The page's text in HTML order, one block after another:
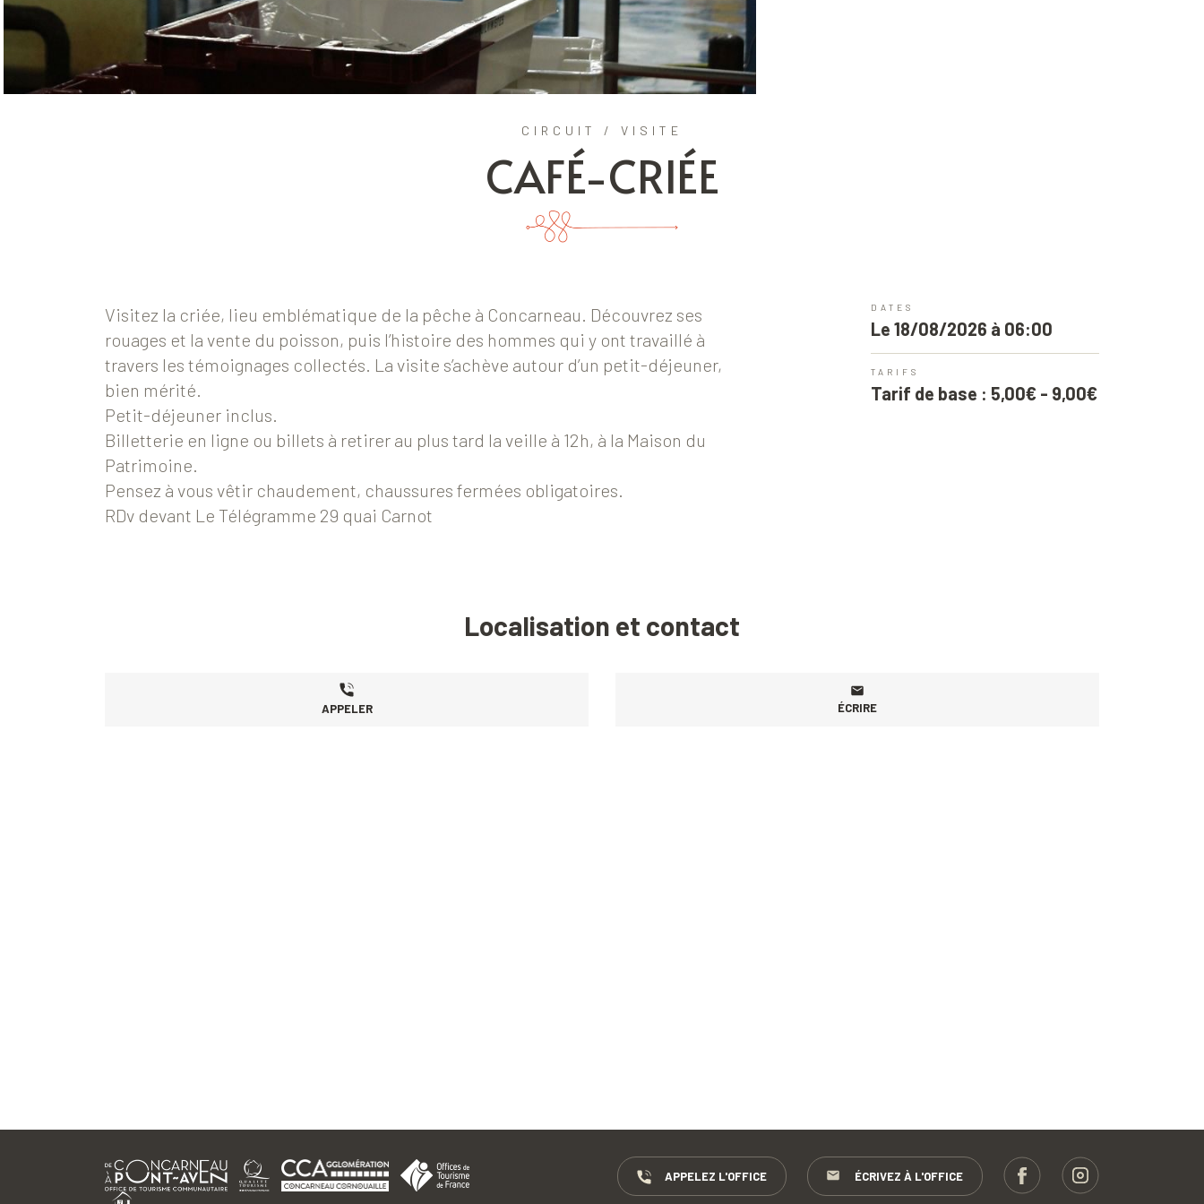
CIRCUIT / VISITE
CAFÉ-CRIÉE
Visitez la criée, lieu emblématique de la pêche à Concarneau. Découvrez ses
rouages et la vente du poisson, puis l’histoire des hommes qui y ont travaillé à
travers les témoignages collectés. La visite s’achève autour d’un petit-déjeuner,
bien mérité.
Petit-déjeuner inclus.
Billetterie en ligne ou billets à retirer au plus tard la veille à 12h, à la Maison du
Patrimoine.
Pensez à vous vêtir chaudement, chaussures fermées obligatoires.
RDv devant Le Télégramme 29 quai Carnot
DATES
Le 18/08/2026 à 06:00
TARIFS
Tarif de base : 5,00€ - 9,00€
Localisation et contact
APPELER ÉCRIRE
APPELEZ L'OFFICE ÉCRIVEZ À L'OFFICE